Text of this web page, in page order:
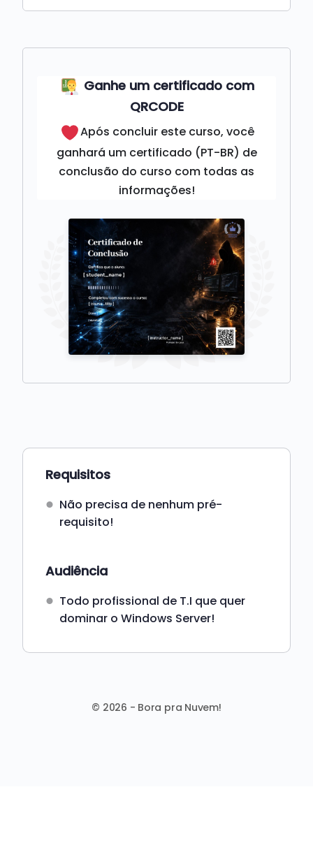
Ganhe um certificado com
QRCODE
Após concluir este curso, você
ganhará um certificado (PT-BR) de
conclusão do curso com todas as
informações!
Requisitos
Não precisa de nenhum pré-
requisito!
Audiência
Todo profissional de T.I que quer
dominar o Windows Server!
© 2026 - Bora pra Nuvem!